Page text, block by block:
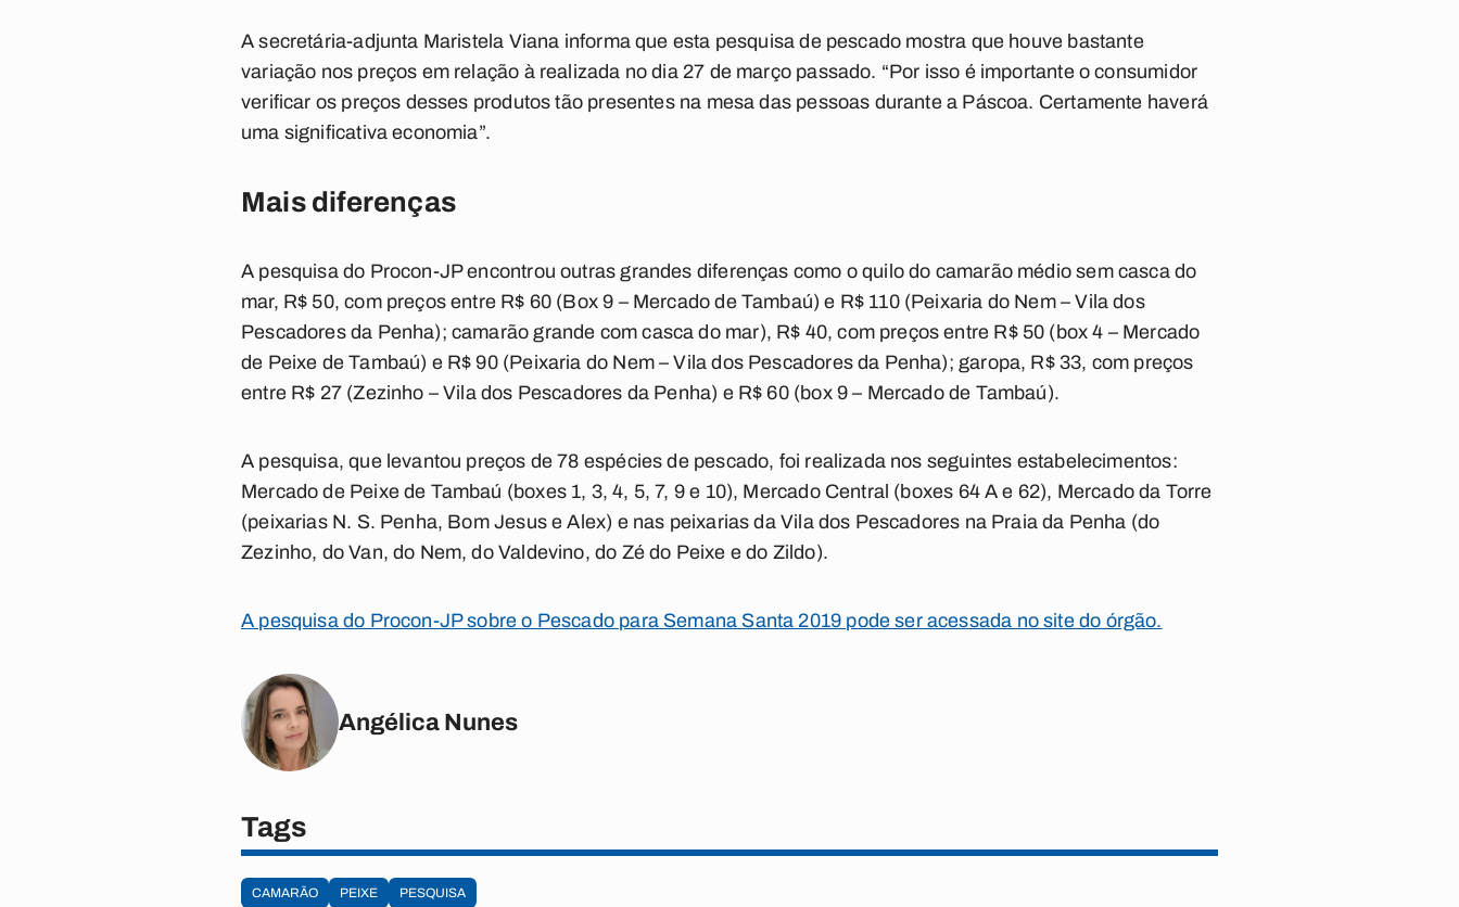
A secretária-adjunta Maristela Viana informa que esta pesquisa de pescado mostra que houve bastante
variação nos preços em relação à realizada no dia 27 de março passado. “Por isso é importante o consumidor
verificar os preços desses produtos tão presentes na mesa das pessoas durante a Páscoa. Certamente haverá
uma significativa economia”.
Mais diferenças
A pesquisa do Procon-JP encontrou outras grandes diferenças como o quilo do camarão médio sem casca do
mar, R$ 50, com preços entre R$ 60 (Box 9 – Mercado de Tambaú) e R$ 110 (Peixaria do Nem – Vila dos
Pescadores da Penha); camarão grande com casca do mar), R$ 40, com preços entre R$ 50 (box 4 – Mercado
de Peixe de Tambaú) e R$ 90 (Peixaria do Nem – Vila dos Pescadores da Penha); garopa, R$ 33, com preços
entre R$ 27 (Zezinho – Vila dos Pescadores da Penha) e R$ 60 (box 9 – Mercado de Tambaú).
A pesquisa, que levantou preços de 78 espécies de pescado, foi realizada nos seguintes estabelecimentos:
Mercado de Peixe de Tambaú (boxes 1, 3, 4, 5, 7, 9 e 10), Mercado Central (boxes 64 A e 62), Mercado da Torre
(peixarias N. S. Penha, Bom Jesus e Alex) e nas peixarias da Vila dos Pescadores na Praia da Penha (do
Zezinho, do Van, do Nem, do Valdevino, do Zé do Peixe e do Zildo).
A pesquisa do Procon-JP sobre o Pescado para Semana Santa 2019 pode ser acessada no site do órgão.
Angélica Nunes
Tags
CAMARÃO PEIXE PESQUISA